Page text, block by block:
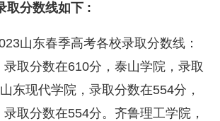
取分数线如下 :
山东春季高考各校录取分数线：
取分数在610分，泰山学院，录取
东现代学院，录取分数在554分，
取分数在554分。齐鲁理工学院，